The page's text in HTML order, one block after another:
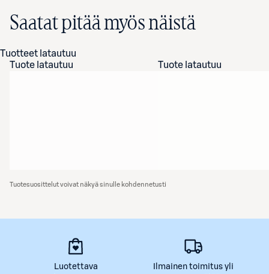
Saatat pitää myös näistä
Tuotteet latautuu
Tuote latautuu
Tuote latautuu
Tuotesuosittelut voivat näkyä sinulle kohdennetusti
Luotettava
Ilmainen toimitus yli